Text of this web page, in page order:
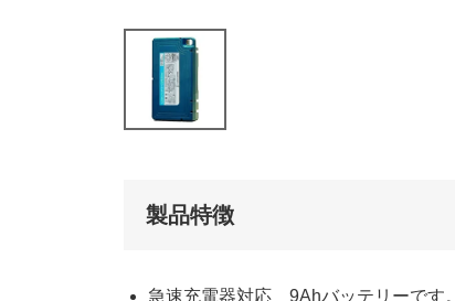
製品特徴
急速充電器対応 9Ahバッテリーです。